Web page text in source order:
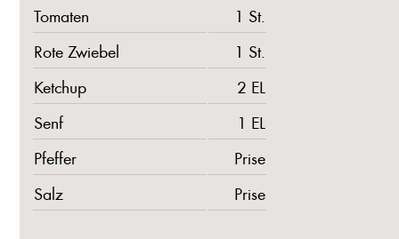
Tomaten
1 St.
Rote Zwiebel
1 St.
Ketchup
2 EL
Senf
1 EL
Pfeffer
Prise
Salz
Prise